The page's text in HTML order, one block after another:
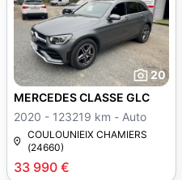
20
33 990 €
MERCEDES CLASSE GLC
2020 - 123219 km - Auto
COULOUNIEIX CHAMIERS
(24660)